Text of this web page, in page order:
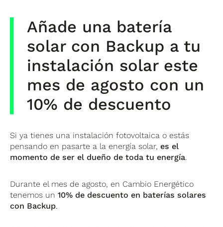
Añade una batería
solar con Backup a tu
instalación solar este
mes de agosto con un
10% de descuento
Si ya tienes una instalación fotovoltaica o estás
pensando en pasarte a la energía solar, es el
momento de ser el dueño de toda tu energía.
Durante el mes de agosto, en Cambio Energético
tenemos un10% de descuento en baterías solares
con Backup.